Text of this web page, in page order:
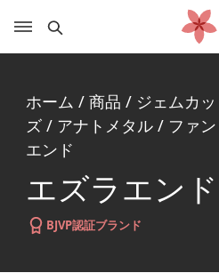
ホーム / 商品 / ジェムカ
ズ/ アナトメタル/ ファ
エンド
エズラエンド
BJVP認証ブランド